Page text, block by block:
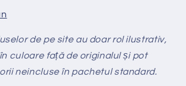
de pe site au doar rol ilustrativ,
culoare față de originalul și pot
neincluse în pachetul standard.